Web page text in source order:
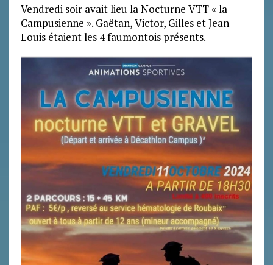
Vendredi soir avait lieu la Nocturne VTT « la
Campusienne ». Gaëtan, Victor, Gilles et Jean-
Louis étaient les 4 faumontois présents.